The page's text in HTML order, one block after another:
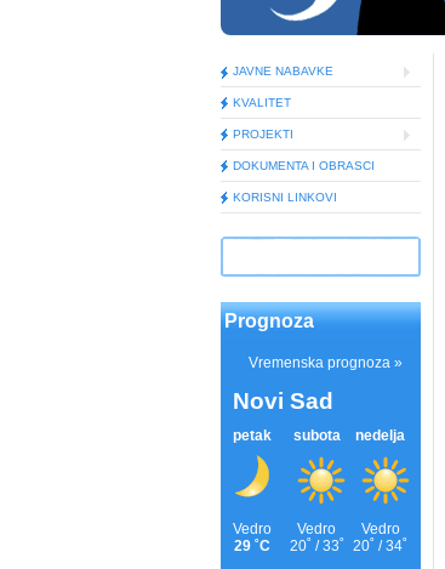
JAVNE NABAVKE
KVALITET
PROJEKTI
DOKUMENTA I OBRASCI
KORISNI LINKOVI
Prognoza